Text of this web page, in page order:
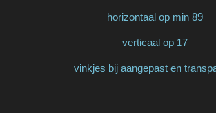
horizontaal op min 89
verticaal op 17
vinkjes bij aangepast en